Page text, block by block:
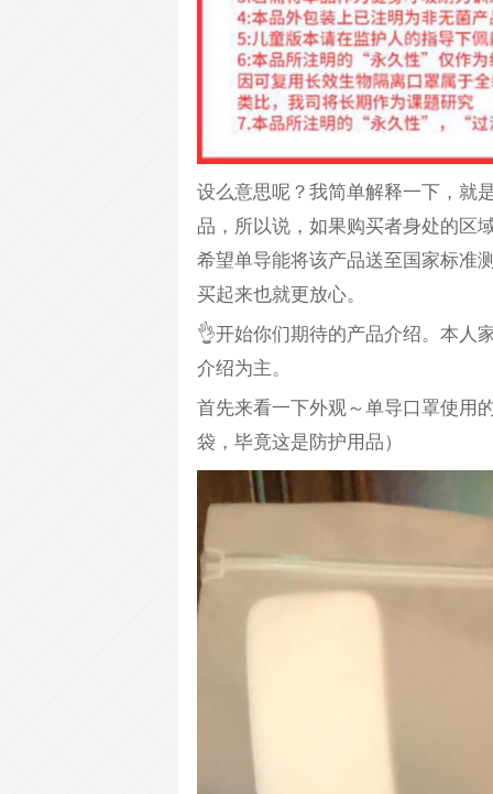
设么意思呢？我简单解释一下，就
品，所以说，如果购买者身处的区
希望单导能将该产品送至国家标准
买起来也就更放心。
👌开始你们期待的产品介绍。本人
介绍为主。
首先来看一下外观～单导口罩使用
袋，毕竟这是防护用品）